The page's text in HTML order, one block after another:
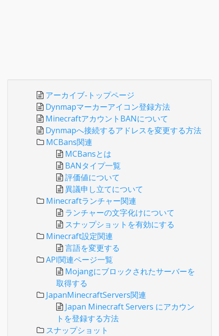
アーカイブ-トップページ
Dynmapマーカーアイコン登録方法
MinecraftアカウントBANについて
Dynmapへ接続するアドレスを変更する方法
MCBans関連
MCBansとは
BANタイプ一覧
評価値について
異議申し立てについて
Minecraftランチャー関連
ランチャーの文字化けについて
スナップショットを有効にする
Minecraft設定関連
言語を変更する
API関連ページ一覧
Mojangにブロックされたサーバーを
取得する
JapanMinecraftServers関連
Japan Minecraft Servers にアカウン
トを登録する方法
スナップショット